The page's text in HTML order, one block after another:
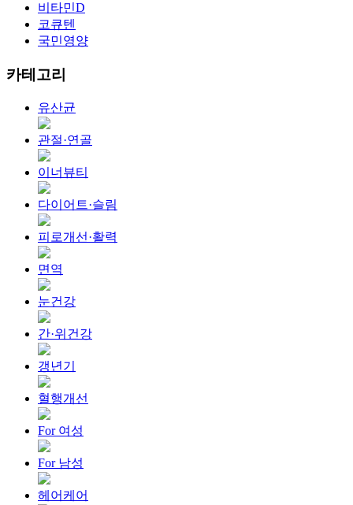
비타민D
코큐텐
국민영양
카테고리
유산균
관절·연골
이너뷰티
다이어트·슬림
피로개선·활력
면역
눈건강
간·위건강
갱년기
혈행개선
For 여성
For 남성
헤어케어